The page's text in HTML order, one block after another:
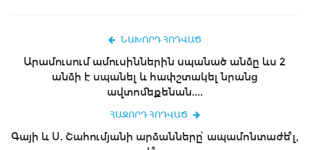
ՆԱԽՈՐԴ ՀՈԴՎԱԾ
Արամուսում ամուսիններին սպանած անձը ևս 2
անձի է սպանել և հափշտակել նրանց
ավտոմեքենան....
ՀԱՋՈՐԴ ՀՈԴՎԱԾ
Գայի և Ս. Շահումյանի արձանները՝ ապամոնտաժե՞լ,